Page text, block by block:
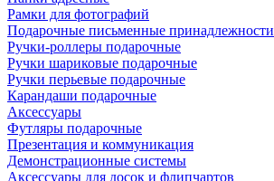
Рамки для фотографий
Подарочные письменные принадлежности
Ручки-роллеры подарочные
Ручки шариковые подарочные
Ручки перьевые подарочные
Карандаши подарочные
Аксессуары
Футляры подарочные
Презентация и коммуникация
Демонстрационные системы
Аксессуары для досок и флипчартов